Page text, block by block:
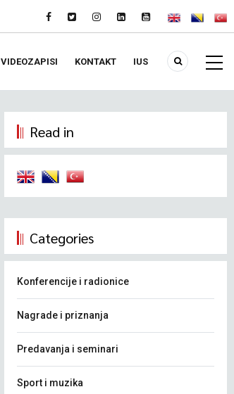
VIDEOZAPISI KONTAKT IUS
Read in
Categories
Konferencije i radionice
Nagrade i priznanja
Predavanja i seminari
Sport i muzika